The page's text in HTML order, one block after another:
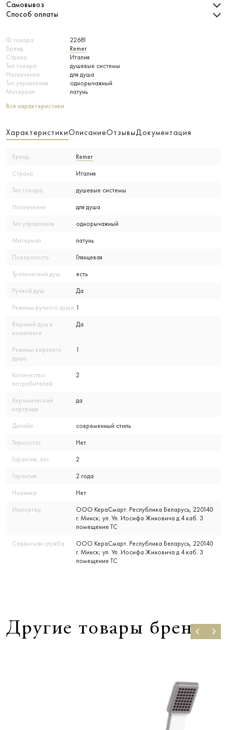
ID товара
22681
Бренд
Remer
Страна
Италия
Тип товара
душевые системы
Назначение
для душа
Тип управления
однорычажный
Материал
латунь
Все характеристики
Самовывоз
Способ оплаты
ХарактеристикиОписаниеОтзывыДокументация
Бренд Remer
Страна Италия
Тип товара душевые системы
Назначение для душа
Тип управления однорычажный
Материал латунь
Поверхность Глянцевая
Тропический душ есть
Ручной душ Да
Режимы ручного душа 1
Верхний душ в
комплекте
Да
Режимы верхнего
душа
1
Количество
потребителей
2
Керамический
картридж
да
Дизайн современный стиль
Термостат Нет
Гарантия, лет 2
Гарантия 2 года
Новинка Нет
Импортер
ООО КераСмарт. Республика Беларусь, 220140
г. Минск; ул. Ул. Иосифа Жиновича д 4 каб. 3
помещение ТС
Сервисная служба
ООО КераСмарт. Республика Беларусь, 220140
г. Минск; ул. Ул. Иосифа Жиновича д 4 каб. 3
помещение ТС
Другие товары бренда